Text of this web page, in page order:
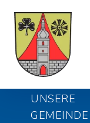
UNSERE
GEMEINDE